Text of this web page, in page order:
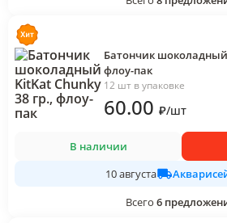
Батончик шоколадный
флоу-пак
12 шт в упаковке
60.00 ₽/шт
В наличии
10 августа
Всего 6